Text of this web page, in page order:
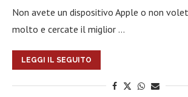
Non avete un dispositivo Apple o non
molto e cercate il miglior …
LEGGI IL SEGUITO